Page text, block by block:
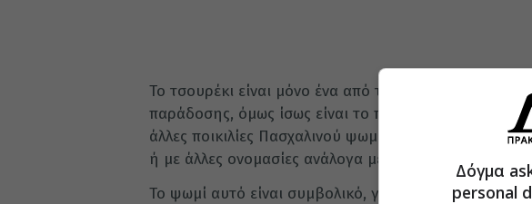
Το τσουρέκι είναι μόνο ένα από τα ποικίλα
παράδοσης, όμως ίσως είναι το πιο γνωστό. Εκτός
άλλες ποικιλίες Πασχαλινού ψωμιού γνωστές ως
ή με άλλες ονομασίες ανάλογα με την τοπική
Το ψωμί αυτό είναι συμβολικό, γιατί
Δόγμα
personal